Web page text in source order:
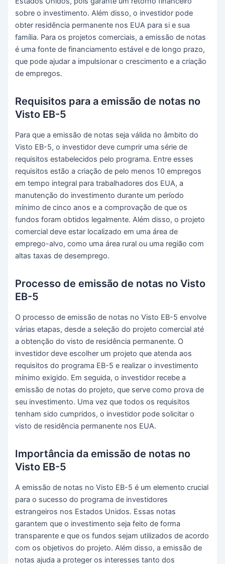
sobre o investimento. Além disso, o investidor pode
obter residência permanente nos EUA para si e sua
família. Para os projetos comerciais, a emissão de notas
é uma fonte de financiamento estável e de longo prazo,
que pode ajudar a impulsionar o crescimento e a criação
de empregos.
Requisitos para a emissão de notas no
Visto EB-5
Para que a emissão de notas seja válida no âmbito do
Visto EB-5, o investidor deve cumprir uma série de
requisitos estabelecidos pelo programa. Entre esses
requisitos estão a criação de pelo menos 10 empregos
em tempo integral para trabalhadores dos EUA, a
manutenção do investimento durante um período
mínimo de cinco anos e a comprovação de que os
fundos foram obtidos legalmente. Além disso, o projeto
comercial deve estar localizado em uma área de
emprego-alvo, como uma área rural ou uma região com
altas taxas de desemprego.
Processo de emissão de notas no Visto
EB-5
O processo de emissão de notas no Visto EB-5 envolve
várias etapas, desde a seleção do projeto comercial até
a obtenção do visto de residência permanente. O
investidor deve escolher um projeto que atenda aos
requisitos do programa EB-5 e realizar o investimento
mínimo exigido. Em seguida, o investidor recebe a
emissão de notas do projeto, que serve como prova de
seu investimento. Uma vez que todos os requisitos
tenham sido cumpridos, o investidor pode solicitar o
visto de residência permanente nos EUA.
Importância da emissão de notas no
Visto EB-5
A emissão de notas no Visto EB-5 é um elemento crucial
para o sucesso do programa de investidores
estrangeiros nos Estados Unidos. Essas notas
garantem que o investimento seja feito de forma
transparente e que os fundos sejam utilizados de acordo
com os objetivos do projeto. Além disso, a emissão de
notas ajuda a proteger os interesses tanto dos